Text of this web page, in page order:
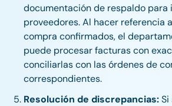
documentación de respaldo para
proveedores. Al hacer referencia
compra confirmados, el
puede procesar facturas con
conciliarlas con las órdenes de
correspondientes.
Resolución de discrepancias:Si